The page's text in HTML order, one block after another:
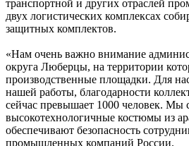
транспортной и других отраслей
двух логистических комплексах
защитных комплектов.
«Нам очень важно внимание
округа Люберцы, на территории
производственные площадки. Для
нашей работы, благодарности
сейчас превышает 1000 человек. Мы
высокотехнологичные костюмы из
обеспечивают безопасность
промышленных компаний России.